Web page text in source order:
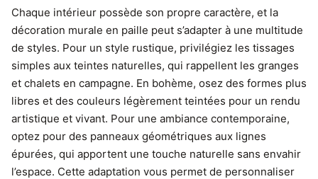
Chaque intérieur possède son propre caractère, et la
décoration murale en paille peut s’adapter à une multitude
de styles. Pour un style rustique, privilégiez les tissages
simples aux teintes naturelles, qui rappellent les granges
et chalets en campagne. En bohème, osez des formes plus
libres et des couleurs légèrement teintées pour un rendu
artistique et vivant. Pour une ambiance contemporaine,
optez pour des panneaux géométriques aux lignes
épurées, qui apportent une touche naturelle sans envahir
l’espace. Cette adaptation vous permet de personnaliser